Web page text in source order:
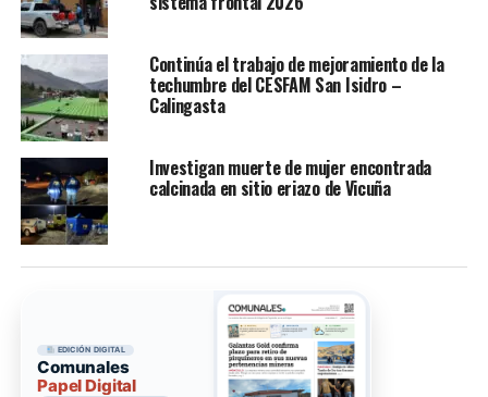
Continúa el trabajo de mejoramiento de la
techumbre del CESFAM San Isidro –
Calingasta
Investigan muerte de mujer encontrada
calcinada en sitio eriazo de Vicuña
EDICIÓN DIGITAL
Comunales
Papel Digital